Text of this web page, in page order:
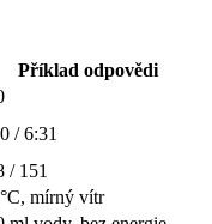
Příklad odpovědi
/ 6:31
/ 151
mírný vítr